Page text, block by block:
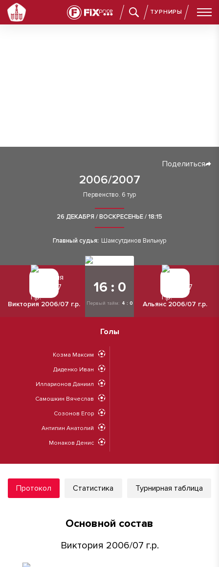
ТУРНИРЫ
2006/2007
Поделиться
Первенство. 6 тур
26 ДЕКАБРЯ / ВОСКРЕСЕНЬЕ / 18:15
Главный судья: Шамсутдинов Вильнур
Виктория 2006/07 г.р.
16 : 0
Первый тайм: 4 : 0 Альянс 2006/07 г.р.
Голы
Козма Максим
Диденко Иван
Илларионов Даниил
Самошкин Вячеслав
Созонов Егор
Антипин Анатолий
Монаков Денис
Протокол Статистика Турнирная таблица
Основной состав
Виктория 2006/07 г.р.